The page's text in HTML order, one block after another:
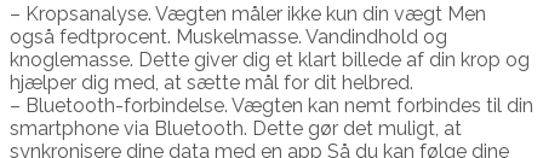
– Kropsanalyse. Vægten måler ikke kun din vægt Men
også fedtprocent. Muskelmasse. Vandindhold og
knoglemasse. Dette giver dig et klart billede af din krop og
hjælper dig med, at sætte mål for dit helbred.
– Bluetooth-forbindelse. Vægten kan nemt forbindes til din
smartphone via Bluetooth. Dette gør det muligt, at
synkronisere dine data med en app Så du kan følge dine